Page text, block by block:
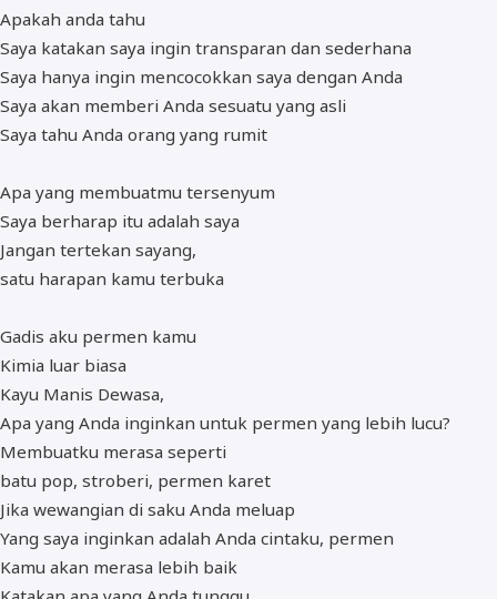
Apakah anda tahu
Saya katakan saya ingin transparan dan sederhana
Saya hanya ingin mencocokkan saya dengan Anda
Saya akan memberi Anda sesuatu yang asli
Saya tahu Anda orang yang rumit
Apa yang membuatmu tersenyum
Saya berharap itu adalah saya
Jangan tertekan sayang,
satu harapan kamu terbuka
Gadis aku permen kamu
Kimia luar biasa
Kayu Manis Dewasa,
Apa yang Anda inginkan untuk permen yang lebih lucu?
Membuatku merasa seperti
batu pop, stroberi, permen karet
Jika wewangian di saku Anda meluap
Yang saya inginkan adalah Anda cintaku, permen
Kamu akan merasa lebih baik